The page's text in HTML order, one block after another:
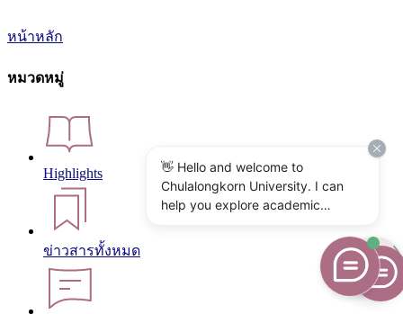
หน้าหลัก
หมวดหมู่
Highlights
ข่าวสารทั้งหมด
👋 Hello and welcome to
Chulalongkorn University. I can
help you explore academic